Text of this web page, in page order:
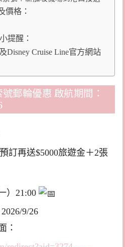
價格：
提醒：
Disney Cruise Line官方網站
郵輪優惠 啟航期間：
訂再送$5000旅遊金＋2張
）21:00
9/26
：